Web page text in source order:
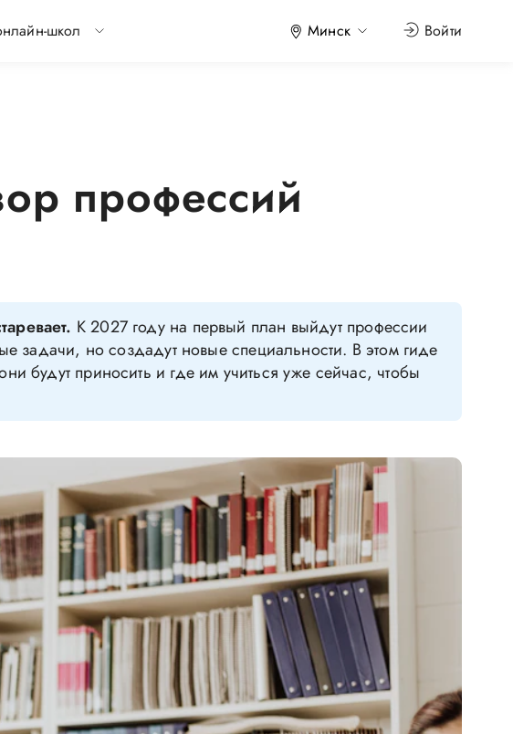
школ Минск Войти
профессий
К 2027 году на первый план выйдут профессии
задачи, но создадут новые специальности. В этом гиде
будут приносить и где им учиться уже сейчас, чтобы